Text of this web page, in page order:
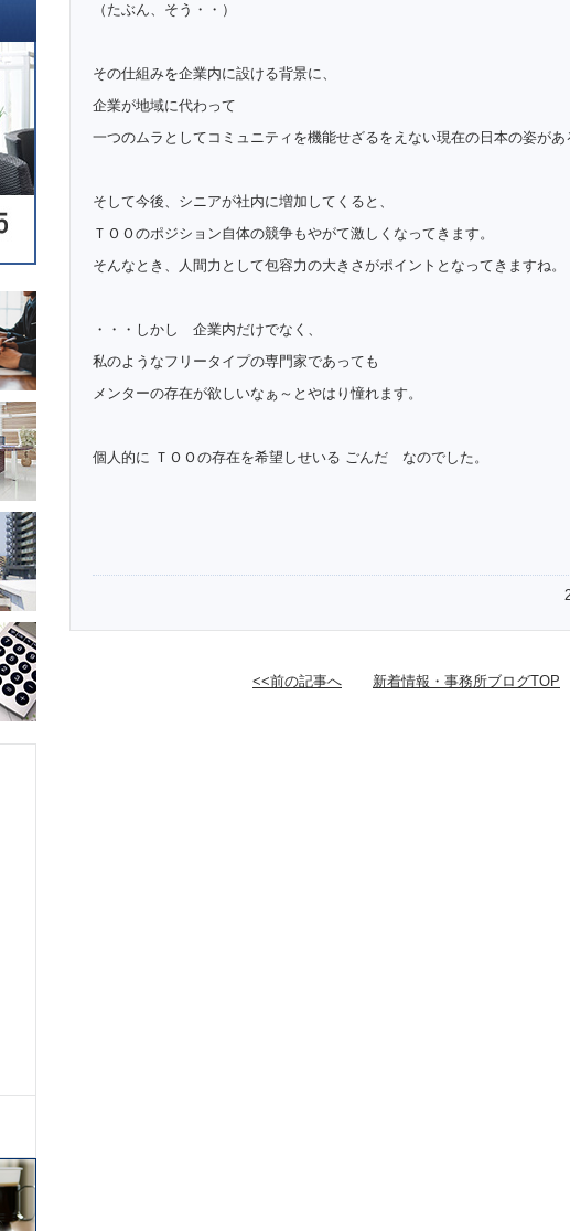
（たぶん、そう・・）
その仕組みを企業内に設ける背景に、
企業が地域に代わって
一つのムラとしてコミュニティを機能せざるをえない現在の日本の姿が
そして今後、シニアが社内に増加してくると、
ＴＯＯのポジション自体の競争もやがて激しくなってきます。
そんなとき、人間力として包容力の大きさがポイントとなってきますね。
・・・しかし 企業内だけでなく、
私のようなフリータイプの専門家であっても
メンターの存在が欲しいなぁ～とやはり憧れます。
個人的に ＴＯＯの存在を希望しせいる ごんだ なのでした。
<<前の記事へ 新着情報・事務所ブログTOP